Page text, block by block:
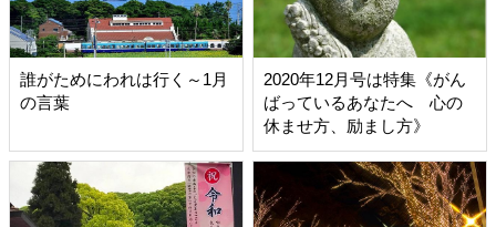
誰がためにわれは行く～1月
の言葉
2020年12月号は特集《がん
ばっているあなたへ 心の
休ませ方、励まし方》